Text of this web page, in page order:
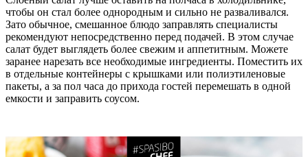
чтобы он стал более однородным и сильно не разваливался.
Зато обычное, смешанное блюдо заправлять специалисты
рекомендуют непосредственно перед подачей. В этом случае
салат будет выглядеть более свежим и аппетитным. Можете
заранее нарезать все необходимые ингредиенты. Поместить их
в отдельные контейнеры с крышками или полиэтиленовые
пакеты, а за пол часа до прихода гостей перемешать в одной
емкости и заправить соусом.